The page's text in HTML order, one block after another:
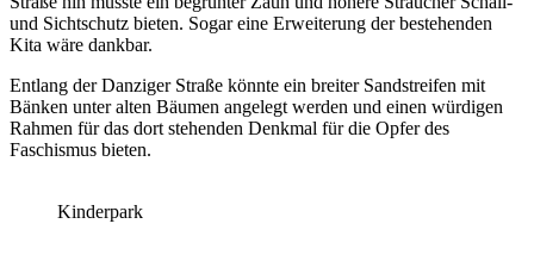
und Sichtschutz bieten. Sogar eine Erweiterung der bestehenden
Kita wäre dankbar.
Entlang der Danziger Straße könnte ein breiter Sandstreifen mit
Bänken unter alten Bäumen angelegt werden und einen würdigen
Rahmen für das dort stehenden Denkmal für die Opfer des
Faschismus bieten.
Kinderpark